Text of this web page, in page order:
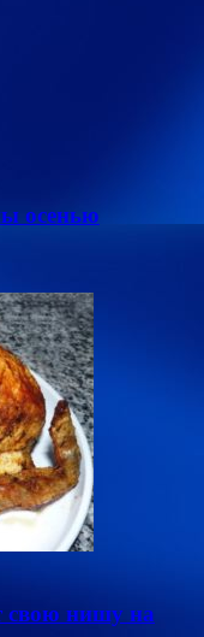
осенью
свою нишу на